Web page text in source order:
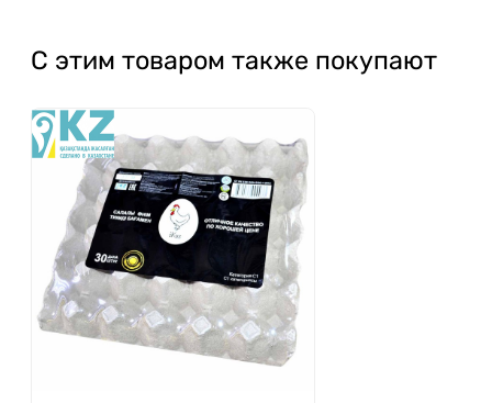
С этим товаром также покупают